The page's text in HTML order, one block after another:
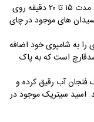
چای سبز دم کرده و خنک شده را به مدت ۱۵ تا ۲۰ دقیقه روی
های موجود در چای
به شامپوی خود اضافه
است که به پاک
فنجان آب رقیق کرده و
اسید سیتریک موجود در